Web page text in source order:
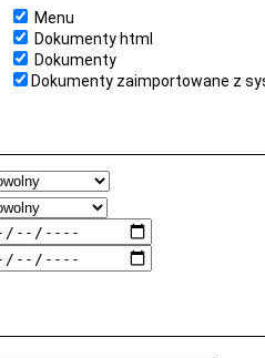
Menu
Dokumenty html
Dokumenty
Dokumenty zaimportowane z